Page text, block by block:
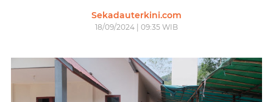
Sekadauterkini.com
18/09/2024 | 09:35 WIB